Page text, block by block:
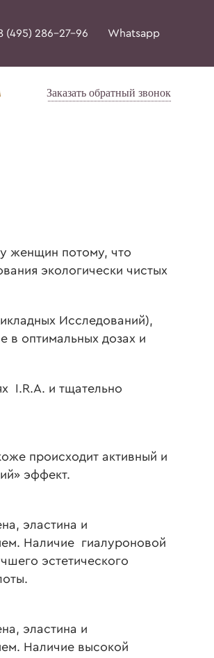
(495) 286-27-96 Whatsapp
Заказать обратный звонок
женщин потому, что
экологически чистых
Исследований),
в оптимальных дозах и
I.R.A. и тщательно
происходит активный и
эффект.
эластина и
Наличие гиалуроновой
эстетического
эластина и
Наличие высокой